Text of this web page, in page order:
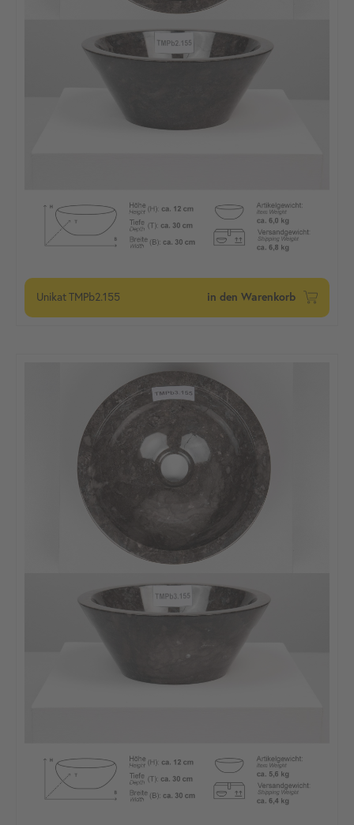
UnikatTMPb2.155 in den Warenkorb